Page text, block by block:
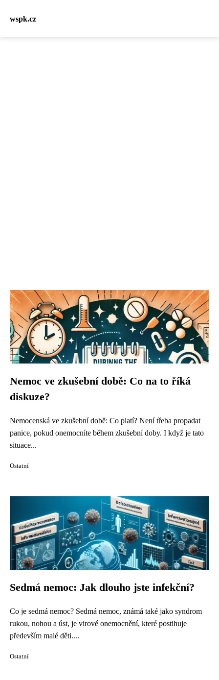
wspk.cz
Nemoc ve zkušební době: Co na to říká
diskuze?
Nemocenská ve zkušební době: Co platí? Není třeba propadat
panice, pokud onemocníte během zkušební doby. I když je tato
situace...
Ostatní
Sedmá nemoc: Jak dlouho jste infekční?
Co je sedmá nemoc? Sedmá nemoc, známá také jako syndrom
rukou, nohou a úst, je virové onemocnění, které postihuje
především malé děti....
Ostatní